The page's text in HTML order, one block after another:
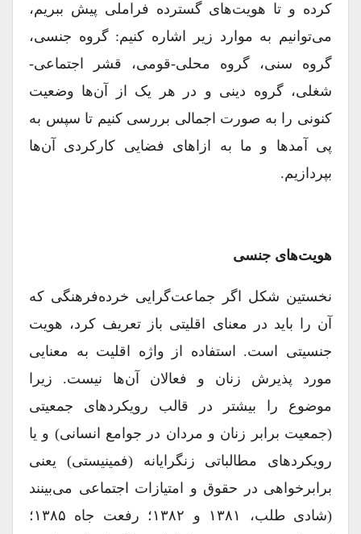
کرده و تا هویت‌های گسترده فراملی پیش ببریم،
می‌توانیم به موارد زیر اشاره کنیم: گروه جنسی،
گروه سنی، گروه محلی-قومی، قشر اجتماعی-
شغلی، گروه دینی و در هر یک از آن‌ها وضعیت
کنونی را به صورت اجمالی بررسی کنیم تا سپس به
پی آمدها و ما به ازاهای فضایی کارکردی آن‌ها
بپردازیم.
هویت‌های جنسی
نخستین شکل اگر جماعت‌گرایی خرده‌فرهنگی که
آن را باید در معنای اقلیتی باز تعریف کرد، هویت
جنسیتی است. استفاده از واژه اقلیت به معنایی
مورد پذیرش زنان و فعالان آن‌ها نیست. زیرا
موضوع را بیشتر در قالب رویکردهای جمعیتی
(‌جمعیت برابر زنان و مردان در جوامع انسانی) و یا
رویکردهای مطالباتی زنگرایانه (فمینیستی) یعنی
برابر‌خواهی در حقوق و امتیازات اجتماعی می‌بینند
(شادی طلب، ۱۳۸۱ و ۱۳۸۲؛ رفعت جاه ۱۳۸۵؛